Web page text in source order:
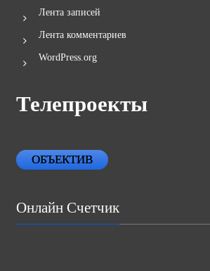
Лента записей
Лента комментариев
WordPress.org
Телепроекты
ОБЪЕКТИВ
Онлайн Счетчик